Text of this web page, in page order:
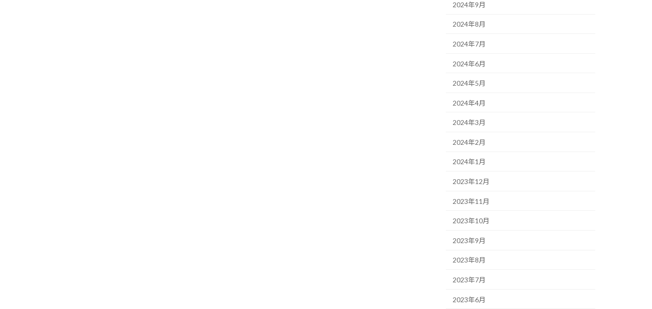
2024年9月
2024年8月
2024年7月
2024年6月
2024年5月
2024年4月
2024年3月
2024年2月
2024年1月
2023年12月
2023年11月
2023年10月
2023年9月
2023年8月
2023年7月
2023年6月